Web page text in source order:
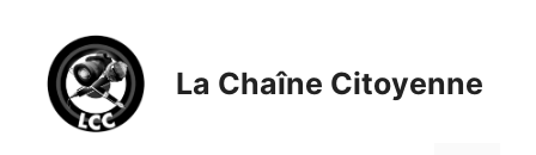
contenu
La Chaîne Citoyenne